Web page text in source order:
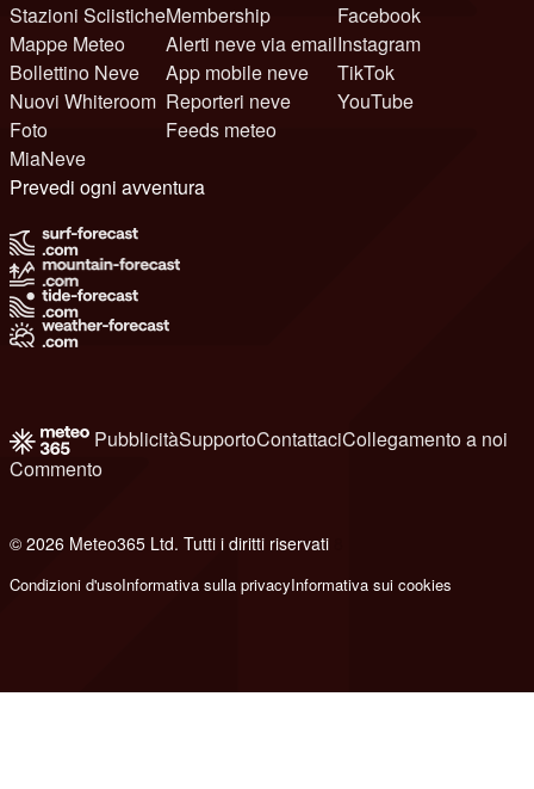
Stazioni Sciistiche
Mappe Meteo
Bollettino Neve
Nuovi Whiteroom
Foto
MiaNeve
Membership
Alerti neve via email
App mobile neve
Reporteri neve
Feeds meteo
Facebook
Instagram
TikTok
YouTube
Prevedi ogni avventura
PubblicitàSupportoContattaciCollegamento a noi
Commento
© 2026 Meteo365 Ltd. Tutti i diritti riservati
Condizioni d'usoInformativa sulla privacyInformativa sui cookies